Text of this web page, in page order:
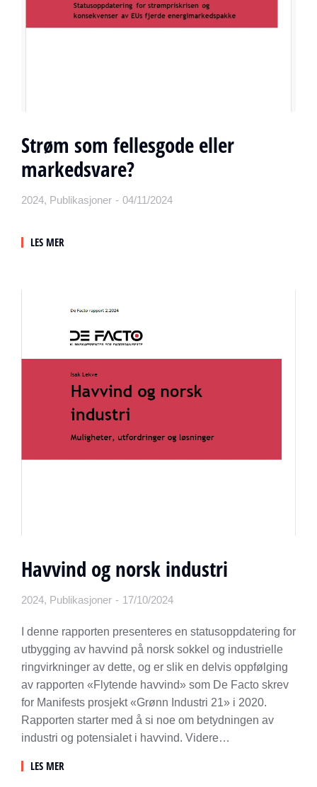
Strøm som fellesgode eller
markedsvare?
2024, Publikasjoner 04/11/2024
LES MER
Havvind og norsk industri
2024, Publikasjoner 17/10/2024
I denne rapporten presenteres en statusoppdatering for
utbygging av havvind på norsk sokkel og industrielle
ringvirkninger av dette, og er slik en delvis oppfølging
av rapporten «Flytende havvind» som De Facto skrev
for Manifests prosjekt «Grønn Industri 21» i 2020.
Rapporten starter med å si noe om betydningen av
industri og potensialet i havvind. Videre…
LES MER